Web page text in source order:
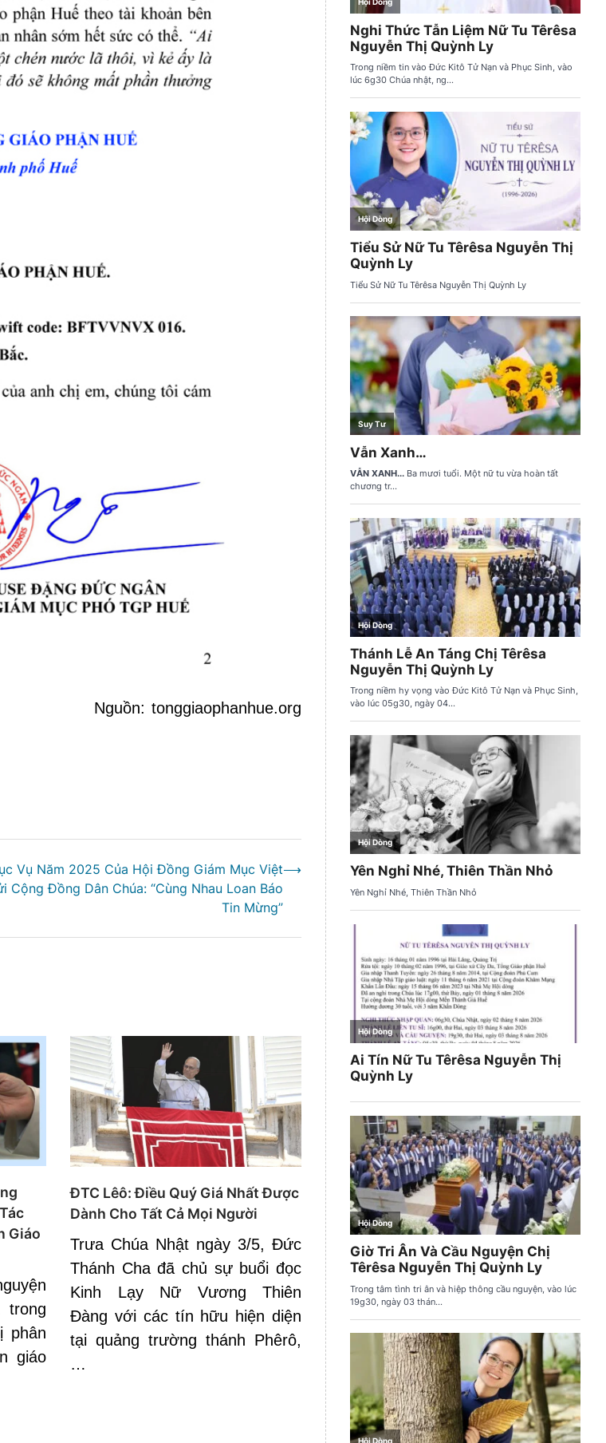
Nguồn: tonggiaophanhue.org
Vụ Năm 2025 Của Hội Đồng Giám Mục Việt
Cộng Đồng Dân Chúa: “Cùng Nhau Loan Báo
Tin Mừng”
⟶
Giáo
phân
giáo
ĐTC Lêô: Điều Quý Giá Nhất Được
Dành Cho Tất Cả Mọi Người
Trưa Chúa Nhật ngày 3/5, Đức
Thánh Cha đã chủ sự buổi đọc
Kinh Lạy Nữ Vương Thiên
Đàng với các tín hữu hiện diện
tại quảng trường thánh Phêrô,
…